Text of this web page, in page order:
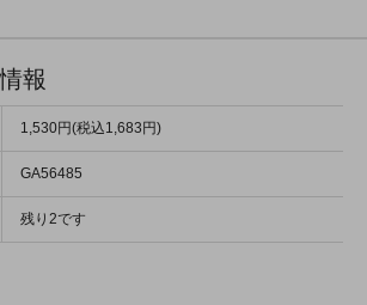
報
1,530円(税込1,683円)
GA56485
残り2です